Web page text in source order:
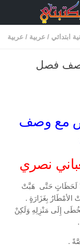
Skip to content
ابتدائي / عربية / عربية
وصف فصل
مع وصف
نصري
لَحَظَاتٍ حَتَّى هَبَّتْ
بِغَزَارَةٍ .
إِلَى مَنْزِلِهِ وَلَكِنْ
.